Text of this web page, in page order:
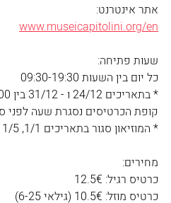
אתר אינטרנט:
www.museicapitolini.org/en
שעות פתיחה:
כל יום בין השעות 09:30-19:30
* בתאריכים 24/12 ו - 31/12 בין 09:30-14:00
קופת הכרטיסים נסגרת שעה לפני
* המוזיאון סגור בתאריכים 1/1, 1/5 ו- 25/12
מחירים:
כרטיס רגיל: 12.5€
כרטיס מוזל: 10.5€ (גילאי 6-25)